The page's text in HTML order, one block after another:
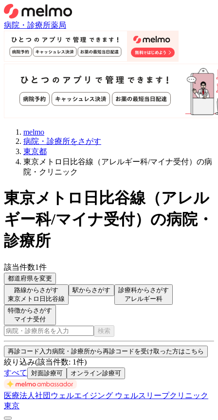
病院・診療所薬局
melmo
病院・診療所をさがす
東京都
東京メトロ日比谷線（アレルギー科/マイナ受付）の病
院・クリニック
東京メトロ日比谷線（アレル
ギー科/マイナ受付） の病院・
診療所
該当件数1件
都道府県を変更
路線からさがす
東京メトロ日比谷線
駅からさがす
診療科からさがす
アレルギー科
特徴からさがす
マイナ受付
検索
再診コード入力病院・診療所から再診コードを受け取った方はこちら
絞り込み(該当件数: 1件)
すべて
対面診療可 オンライン診療可
医療法人社団ウェルエイジング ウェルスリープクリニック
東京